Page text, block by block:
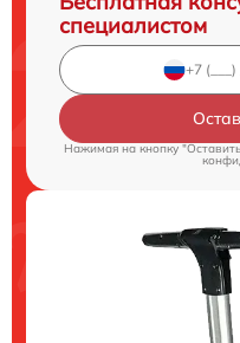
специалистом
Нажимая на кнопку